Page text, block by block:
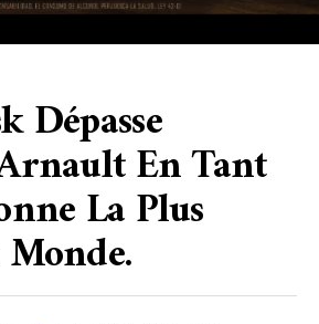
Dépasse
En Tant
La Plus